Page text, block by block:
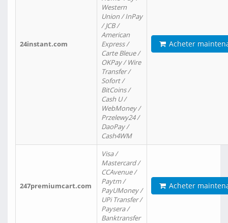
24instant.com
Western
Union / InPay
/ JCB /
American
Express /
Carte Bleue /
OKPay / Wire
Transfer /
Sofort /
BitCoins /
Cash U /
WebMoney /
Przelewy24 /
DaoPay /
Cash4WM
Acheter
247premiumcart.com
Visa /
Mastercard /
CCAvenue /
Paytm /
PayUMoney /
UPi Transfer /
Paysera /
Banktransfer
Acheter